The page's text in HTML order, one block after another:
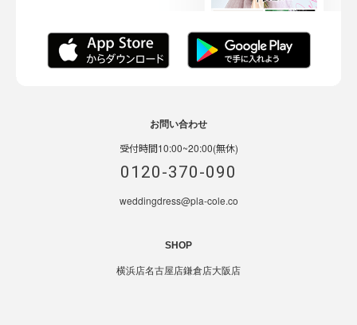
お問い合わせ
受付時間10:00~20:00(無休)
0120-370-090
weddingdress@pla-cole.co
SHOP
横浜店名古屋店鎌倉店大阪店